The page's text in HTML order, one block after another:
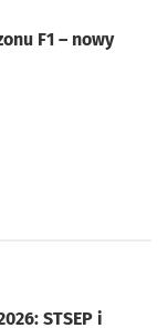
F1 – nowy
STSEP i